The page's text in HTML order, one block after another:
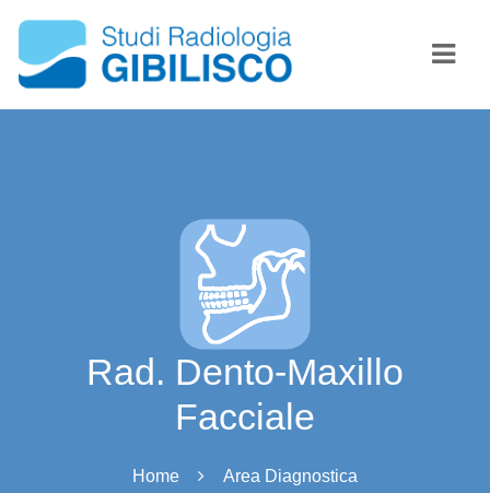
Rad. Dento-Maxillo
Facciale
Home
Area Diagnostica